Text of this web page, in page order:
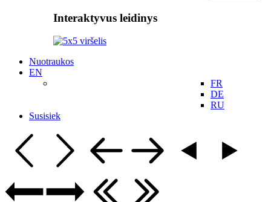
Interaktyvus leidinys
Nuotraukos
EN
FR
DE
RU
Susisiek